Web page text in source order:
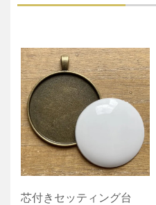
芯付きセッティング台